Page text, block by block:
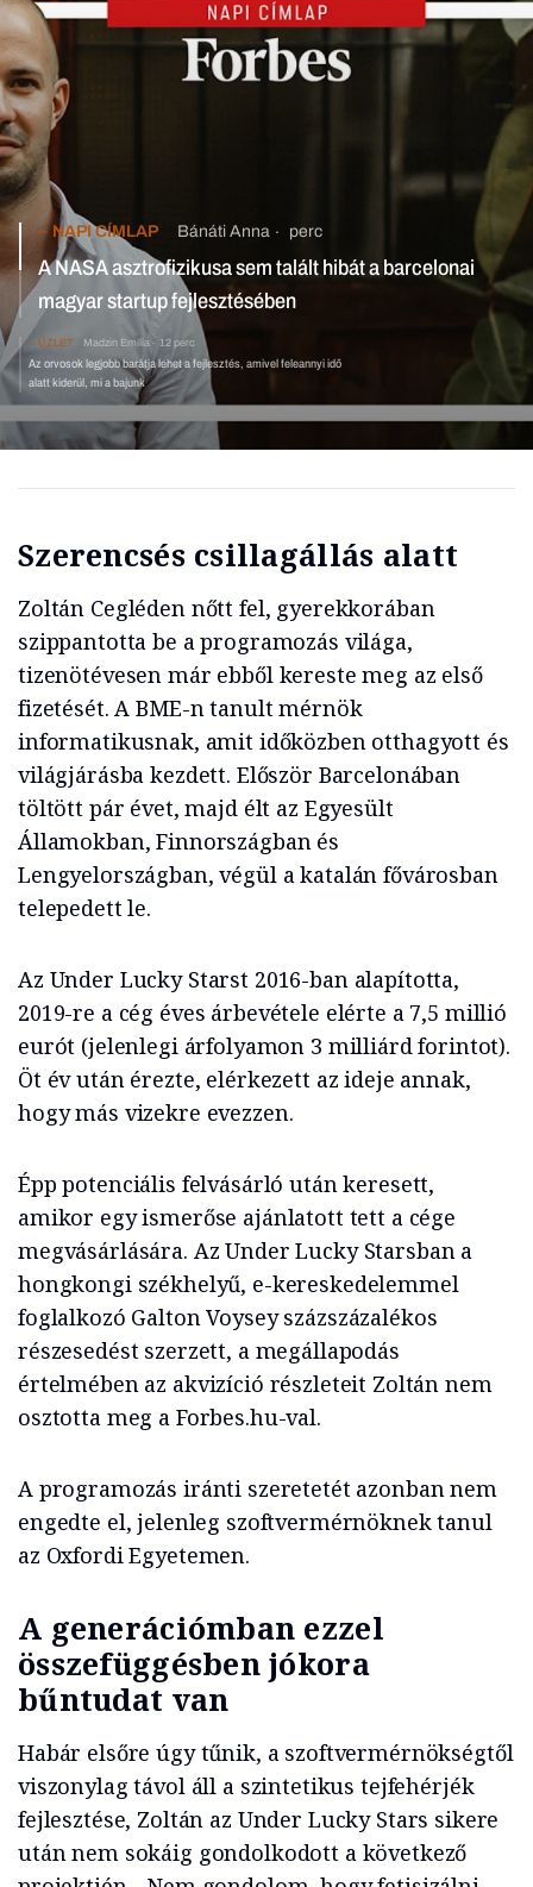
NAPI CÍMLAP Bánáti Anna
A NASA asztrofizikusa sem talált hibát a barcelonai magyar
startup fejlesztésében
ÜZLET Madzin Emília 12 perc
Az orvosok legjobb barátja lehet a fejlesztés, amivel
feleannyi idő alatt kiderül, mi a bajunk
Szerencsés csillagállás alatt
Zoltán Cegléden nőtt fel, gyerekkorában
szippantotta be a programozás világa,
tizenötévesen már ebből kereste meg az első
fizetését. A BME-n tanult mérnök
informatikusnak, amit időközben otthagyott és
világjárásba kezdett. Először Barcelonában
töltött pár évet, majd élt az Egyesült
Államokban, Finnországban és
Lengyelországban, végül a katalán fővárosban
telepedett le.
Az Under Lucky Starst 2016-ban alapította,
2019-re a cég éves árbevétele elérte a 7,5 millió
eurót (jelenlegi árfolyamon 3 milliárd forintot).
Öt év után érezte, elérkezett az ideje annak,
hogy más vizekre evezzen.
Épp potenciális felvásárló után keresett,
amikor egy ismerőse ajánlatott tett a cége
megvásárlására. Az Under Lucky Starsban a
hongkongi székhelyű, e-kereskedelemmel
foglalkozó Galton Voysey százszázalékos
részesedést szerzett, a megállapodás
értelmében az akvizíció részleteit Zoltán nem
osztotta meg a Forbes.hu-val.
A programozás iránti szeretetét azonban nem
engedte el, jelenleg szoftvermérnöknek tanul
az Oxfordi Egyetemen.
A generációmban ezzel
összefüggésben jókora
bűntudat van
Habár elsőre úgy tűnik, a szoftvermérnökségtől
viszonylag távol áll a szintetikus tejfehérjék
fejlesztése, Zoltán az Under Lucky Stars sikere
után nem sokáig gondolkodott a következő